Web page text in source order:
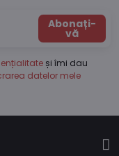
Abonați-
vă
și îmi dau
datelor mele